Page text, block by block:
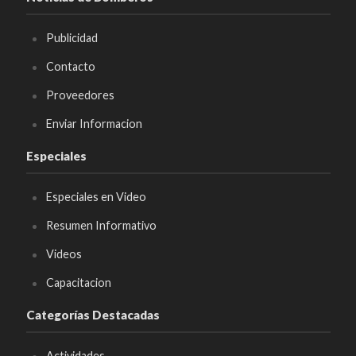
Publicidad
Contacto
Proveedores
Enviar Informacion
Especiales
Especiales en Video
Resumen Informativo
Videos
Capacitacion
Categorías Destacadas